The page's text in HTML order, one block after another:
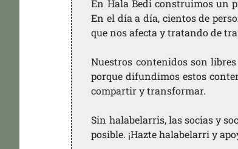
En Hala Bedi construimos un
En el día a día, cientos de
que nos afecta y tratando de
Nuestros contenidos son
porque difundimos estos
compartir y transformar.
Sin halabelarris, las socias y
posible. ¡Hazte halabelarri y